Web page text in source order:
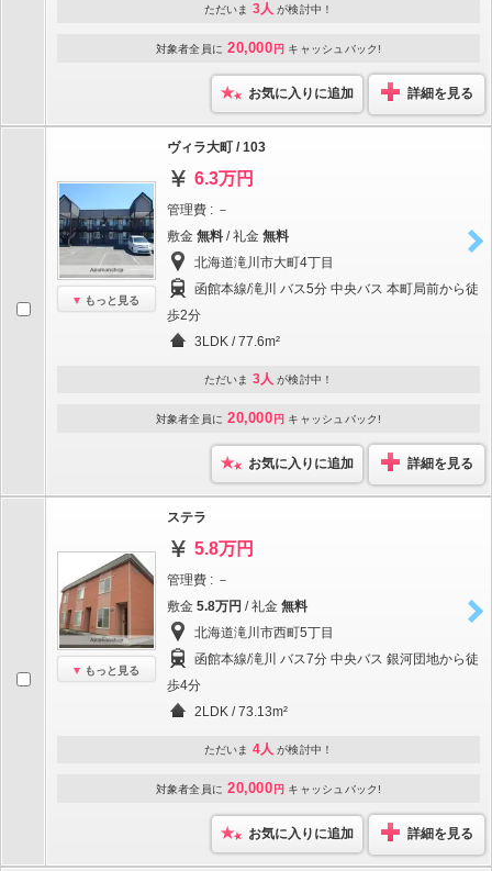
ただいま 3人 が検討中！
対象者全員に 20,000 円 キャッシュバック!
お気に入りに追加 詳細を見る
もっと見る
ヴィラ大町 / 103
6.3万円
管理費 : －
敷金 無料 / 礼金 無料
北海道滝川市大町4丁目
函館本線/滝川 バス5分 中央バス 本町局前から徒
歩2分
3LDK / 77.6m²
ただいま 3人 が検討中！
対象者全員に 20,000 円 キャッシュバック!
お気に入りに追加 詳細を見る
もっと見る
ステラ
5.8万円
管理費 : －
敷金 5.8万円 / 礼金 無料
北海道滝川市西町5丁目
函館本線/滝川 バス7分 中央バス 銀河団地から徒
歩4分
2LDK / 73.13m²
ただいま 4人 が検討中！
対象者全員に 20,000 円 キャッシュバック!
お気に入りに追加 詳細を見る